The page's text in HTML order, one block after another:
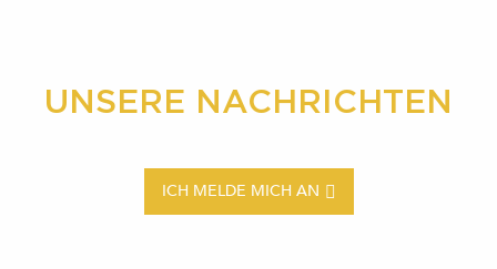
UNSERE NACHRICHTEN
ICH MELDE MICH AN